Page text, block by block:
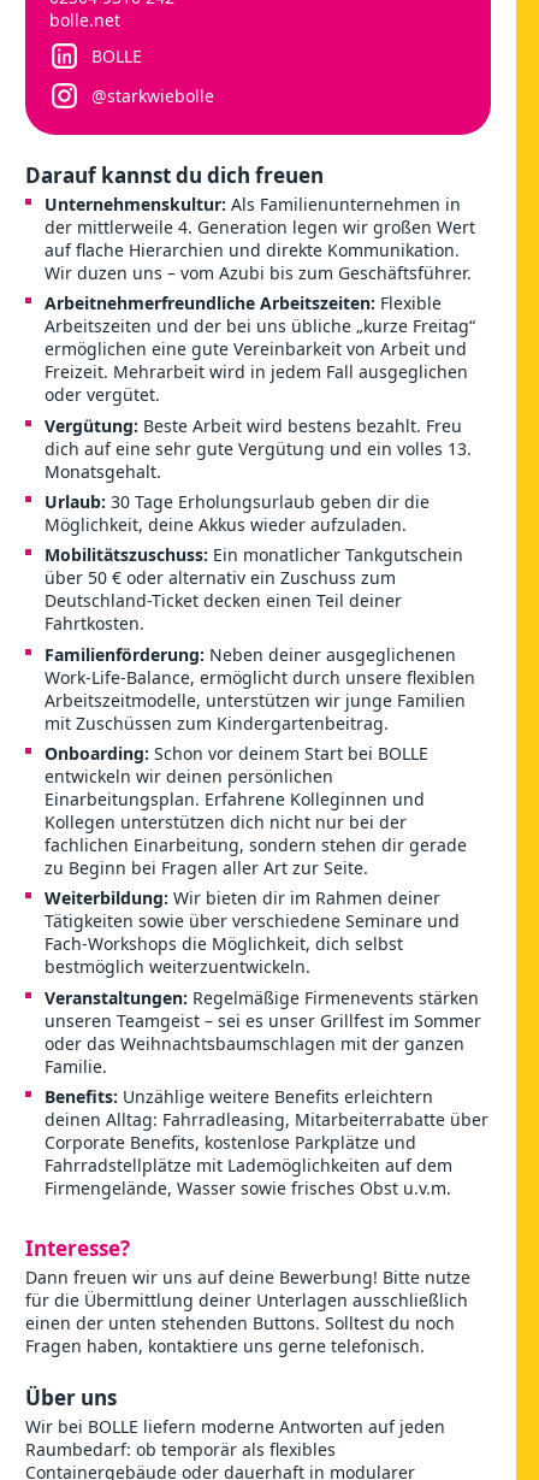
bolle.net
BOLLE
@starkwiebolle
Darauf kannst du dich freuen
Unternehmenskultur: Als Familienunternehmen in
der mittlerweile 4. Generation legen wir großen Wert
auf flache Hierarchien und direkte Kommunikation.
Wir duzen uns – vom Azubi bis zum Geschäftsführer.
Arbeitnehmerfreundliche Arbeitszeiten: Flexible
Arbeitszeiten und der bei uns übliche „kurze Freitag“
ermöglichen eine gute Vereinbarkeit von Arbeit und
Freizeit. Mehrarbeit wird in jedem Fall ausgeglichen
oder vergütet.
Vergütung: Beste Arbeit wird bestens bezahlt. Freu
dich auf eine sehr gute Vergütung und ein volles 13.
Monatsgehalt.
Urlaub: 30 Tage Erholungsurlaub geben dir die
Möglichkeit, deine Akkus wieder aufzuladen.
Mobilitätszuschuss: Ein monatlicher Tankgutschein
über 50 € oder alternativ ein Zuschuss zum
Deutschland-Ticket decken einen Teil deiner
Fahrtkosten.
Familienförderung: Neben deiner ausgeglichenen
Work-Life-Balance, ermöglicht durch unsere flexiblen
Arbeitszeitmodelle, unterstützen wir junge Familien
mit Zuschüssen zum Kindergartenbeitrag.
Onboarding: Schon vor deinem Start bei BOLLE
entwickeln wir deinen persönlichen
Einarbeitungsplan. Erfahrene Kolleginnen und
Kollegen unterstützen dich nicht nur bei der
fachlichen Einarbeitung, sondern stehen dir gerade
zu Beginn bei Fragen aller Art zur Seite.
Weiterbildung: Wir bieten dir im Rahmen deiner
Tätigkeiten sowie über verschiedene Seminare und
Fach-Workshops die Möglichkeit, dich selbst
bestmöglich weiterzuentwickeln.
Veranstaltungen: Regelmäßige Firmenevents stärken
unseren Teamgeist – sei es unser Grillfest im Sommer
oder das Weihnachtsbaumschlagen mit der ganzen
Familie.
Benefits: Unzählige weitere Benefits erleichtern
deinen Alltag: Fahrradleasing, Mitarbeiterrabatte über
Corporate Benefits, kostenlose Parkplätze und
Fahrradstellplätze mit Lademöglichkeiten auf dem
Firmengelände, Wasser sowie frisches Obst u.v.m.
Interesse?
Dann freuen wir uns auf deine Bewerbung! Bitte nutze
für die Übermittlung deiner Unterlagen ausschließlich
einen der unten stehenden Buttons. Solltest du noch
Fragen haben, kontaktiere uns gerne telefonisch.
Über uns
Wir bei BOLLE liefern moderne Antworten auf jeden
Raumbedarf: ob temporär als flexibles
Containergebäude oder dauerhaft in modularer